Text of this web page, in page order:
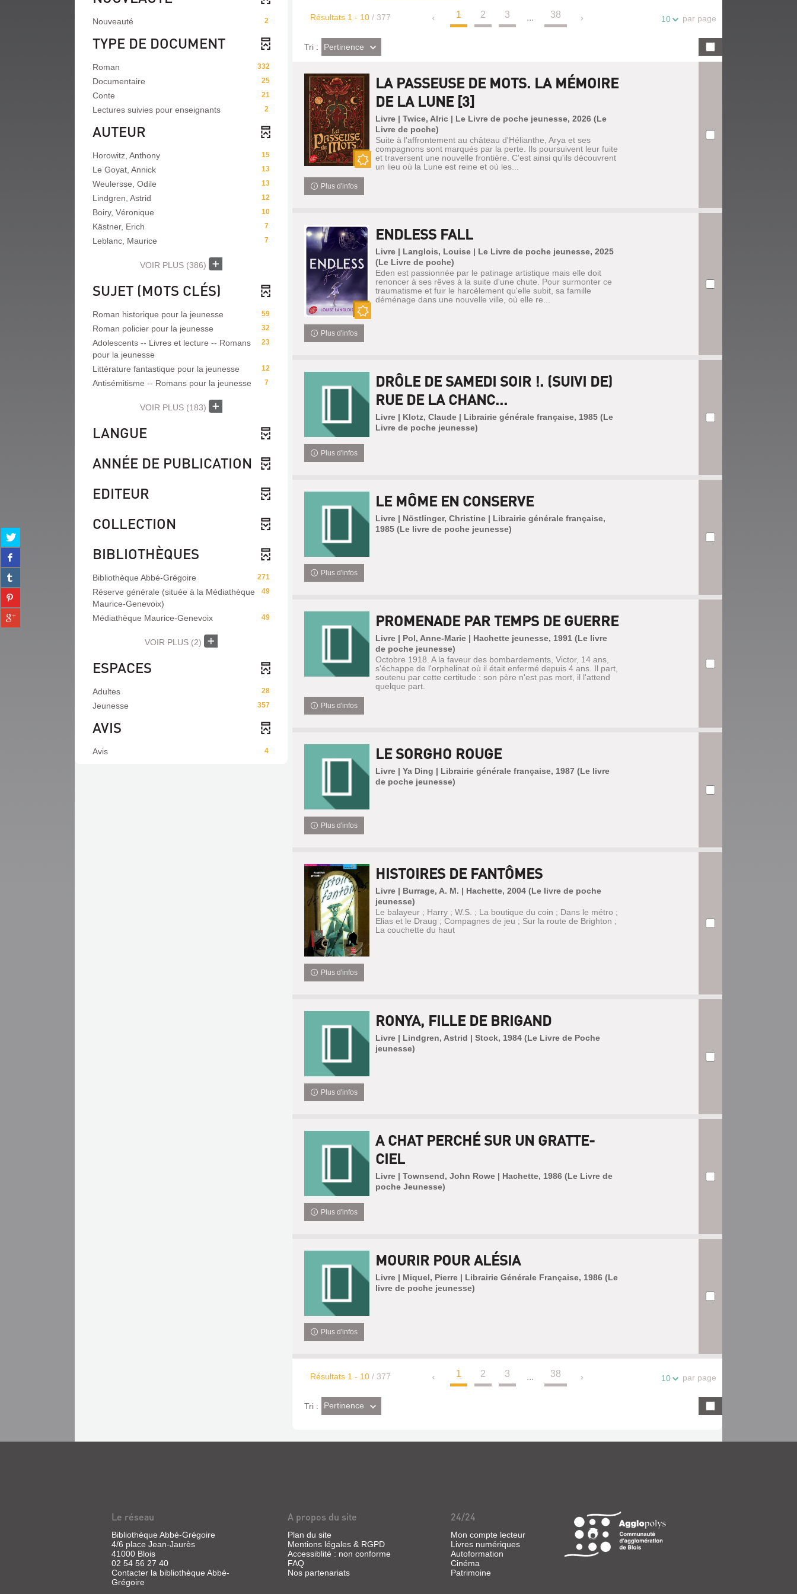
Partager
sur
twitter
(Nouvelle
fenêtre)
Partager
sur
facebook
(Nouvelle
fenêtre)
Partager
sur
tumblr
(Nouvelle
fenêtre)
Partager
sur
pinterest
(Nouvelle
Partager
sur
Résultats 1 - 10 / 377 1 2 3 ... 38 10 par page
Tri :(Effet
imédiat)
Pertinence
LA PASSEUSE DE MOTS. LA MÉMOIRE
DE LA LUNE [3]
Livre | Twice, Alric | Le Livre de poche jeunesse, 2026 (Le
Livre de poche)
Suite à l'affrontement au château d'Hélianthe, Arya et ses
compagnons sont marqués par la perte. Ils poursuivent leur fuite
et traversent une nouvelle frontière. C'est ainsi qu'ils découvrent
un lieu où la Lune est reine et où les...
Plus d'infos
Nouveauté
ENDLESS FALL
Livre | Langlois, Louise | Le Livre de poche jeunesse, 2025
(Le Livre de poche)
Eden est passionnée par le patinage artistique mais elle doit
renoncer à ses rêves à la suite d'une chute. Pour surmonter ce
traumatisme et fuir le harcèlement qu'elle subit, sa famille
déménage dans une nouvelle ville, où elle re...
Plus d'infos
DRÔLE DE SAMEDI SOIR !. (SUIVI DE)
RUE DE LA CHANC...
Livre | Klotz, Claude | Librairie générale française, 1985 (Le
Livre de poche jeunesse)
Plus d'infos
LE MÔME EN CONSERVE
Livre | Nöstlinger, Christine | Librairie générale française,
1985 (Le livre de poche jeunesse)
Plus d'infos
PROMENADE PAR TEMPS DE GUERRE
Livre | Pol, Anne-Marie | Hachette jeunesse, 1991 (Le livre
de poche jeunesse)
Octobre 1918. A la faveur des bombardements, Victor, 14 ans,
s'échappe de l'orphelinat où il était enfermé depuis 4 ans. Il part,
soutenu par cette certitude : son père n'est pas mort, il l'attend
quelque part.
Plus d'infos
LE SORGHO ROUGE
Livre | Ya Ding | Librairie générale française, 1987 (Le livre
de poche jeunesse)
Plus d'infos
HISTOIRES DE FANTÔMES
Livre | Burrage, A. M. | Hachette, 2004 (Le livre de poche
jeunesse)
Le balayeur ; Harry ; W.S. ; La boutique du coin ; Dans le métro ;
Elias et le Draug ; Compagnes de jeu ; Sur la route de Brighton ;
La couchette du haut
Plus d'infos
RONYA, FILLE DE BRIGAND
Livre | Lindgren, Astrid | Stock, 1984 (Le Livre de Poche
jeunesse)
Plus d'infos
A CHAT PERCHÉ SUR UN GRATTE-
CIEL
Livre | Townsend, John Rowe | Hachette, 1986 (Le Livre de
poche Jeunesse)
Plus d'infos
MOURIR POUR ALÉSIA
Livre | Miquel, Pierre | Librairie Générale Française, 1986 (Le
livre de poche jeunesse)
Plus d'infos
Résultats 1 - 10 / 377 1 2 3 ... 38 10 par page
Tri :(Effet
imédiat)
Pertinence
2
Nouveauté
TYPE DE DOCUMENT
332
Roman
25
Documentaire
21
Conte
2
Lectures suivies pour enseignants
AUTEUR
15
Horowitz, Anthony
13
Le Goyat, Annick
13
Weulersse, Odile
12
Lindgren, Astrid
10
Boiry, Véronique
7
Kästner, Erich
7
Leblanc, Maurice
VOIR PLUS (386)
SUJET (MOTS CLÉS)
59
Roman historique pour la jeunesse
32
Roman policier pour la jeunesse
23
Adolescents -- Livres et lecture -- Romans
pour la jeunesse
12
Littérature fantastique pour la jeunesse
7
Antisémitisme -- Romans pour la jeunesse
VOIR PLUS (183)
LANGUE
ANNÉE DE PUBLICATION
EDITEUR
COLLECTION
BIBLIOTHÈQUES
271
Bibliothèque Abbé-Grégoire
49
Réserve générale (située à la Médiathèque
Maurice-Genevoix)
49
Médiathèque Maurice-Genevoix
VOIR PLUS (2)
ESPACES
28
Adultes
357
Jeunesse
AVIS
4
Avis
Le réseau
Bibliothèque Abbé-Grégoire
4/6 place Jean-Jaurès
41000 Blois
02 54 56 27 40
Contacter la bibliothèque Abbé-
Grégoire
A propos du site
Plan du site
Mentions légales & RGPD
Accessiblité : non conforme
FAQ
Nos partenariats
24/24
Mon compte lecteur
Livres numériques
Autoformation
Cinéma
Patrimoine